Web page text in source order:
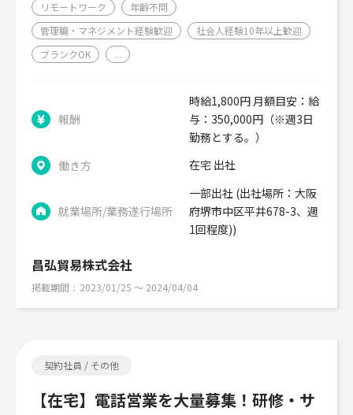
リモートワーク
年齢不問
管理職・マネジメント経験歓迎
社会人経験10年以上歓迎
ブランクOK
...
報酬
時給1,800円 月額目安：給
与：350,000円（※週3日
勤務とする。）
働き方
在宅 出社
就業場所/業務遂行場所
一部出社 (出社場所：大阪
府堺市中区平井678-3、週
1回程度))
昌弘貿易株式会社
掲載期間 2023/01/25 〜 2024/04/04
契約社員 / その他
【在宅】電話営業を大量募集！研修・サ